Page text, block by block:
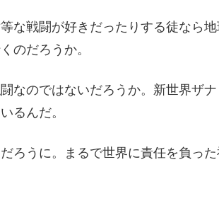
な戦闘が好きだったりする徒なら
のだろうか。
なのではないだろうか。新世界ザ
るんだ。
ろうに。まるで世界に責任を負っ